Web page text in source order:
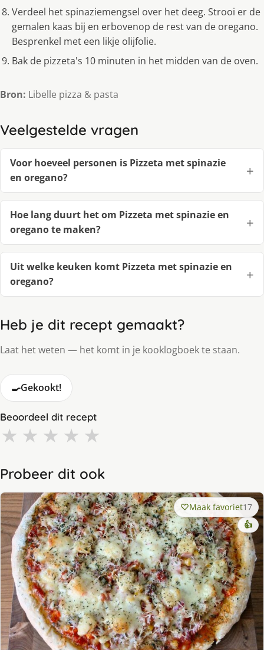
Verdeel het spinaziemengsel over het deeg. Strooi er de
gemalen kaas bij en erbovenop de rest van de oregano.
Besprenkel met een likje olijfolie.
Bak de pizzeta's 10 minuten in het midden van de oven.
Bron: Libelle pizza & pasta
Veelgestelde vragen
Voor hoeveel personen is Pizzeta met spinazie
en oregano?
Hoe lang duurt het om Pizzeta met spinazie en
oregano te maken?
Uit welke keuken komt Pizzeta met spinazie en
oregano?
Heb je dit recept gemaakt?
Laat het weten — het komt in je kooklogboek te staan.
🍳Gekookt!
Beoordeel dit recept
★ ★ ★ ★ ★
Probeer dit ook
Maak favoriet17
👍